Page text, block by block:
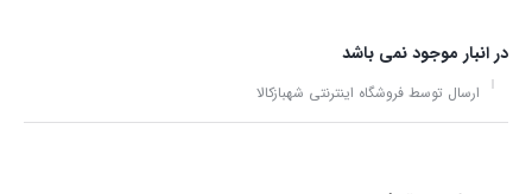
در انبار موجود نمی باشد
ارسال توسط فروشگاه اینترنتی شهبازکالا